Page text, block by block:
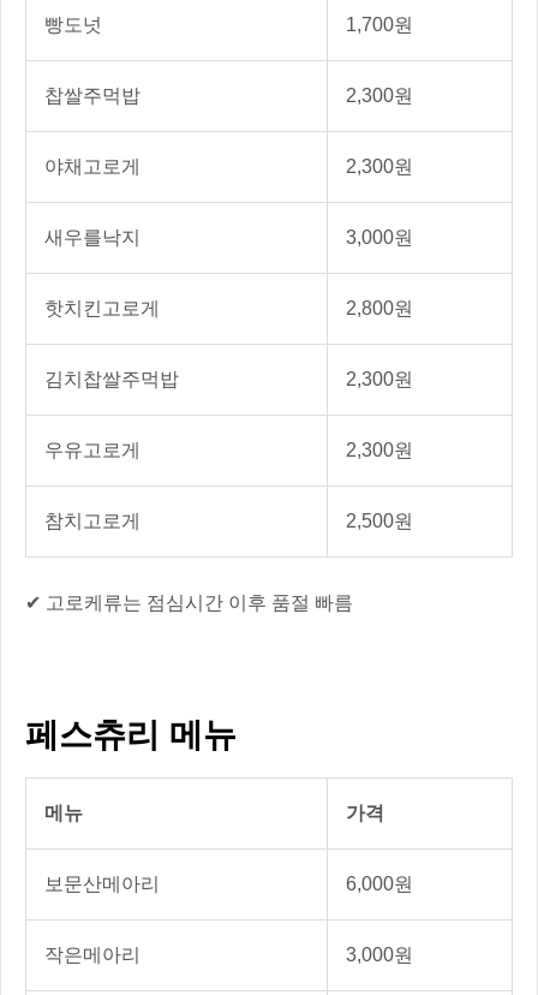
빵도넛 1,700원
찹쌀주먹밥 2,300원
야채고로게 2,300원
새우를낙지 3,000원
핫치킨고로게 2,800원
김치찹쌀주먹밥 2,300원
우유고로게 2,300원
참치고로게 2,500원
✔ 고로케류는 점심시간 이후 품절 빠름
페스츄리 메뉴
메뉴 가격
보문산메아리 6,000원
작은메아리 3,000원